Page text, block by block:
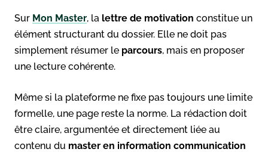
Sur Mon Master, la lettre de motivation constitue un
élément structurant du dossier. Elle ne doit pas
simplement résumer le parcours, mais en proposer
une lecture cohérente.
Même si la plateforme ne fixe pas toujours une limite
formelle, une page reste la norme. La rédaction doit
être claire, argumentée et directement liée au
contenu du master en information communication